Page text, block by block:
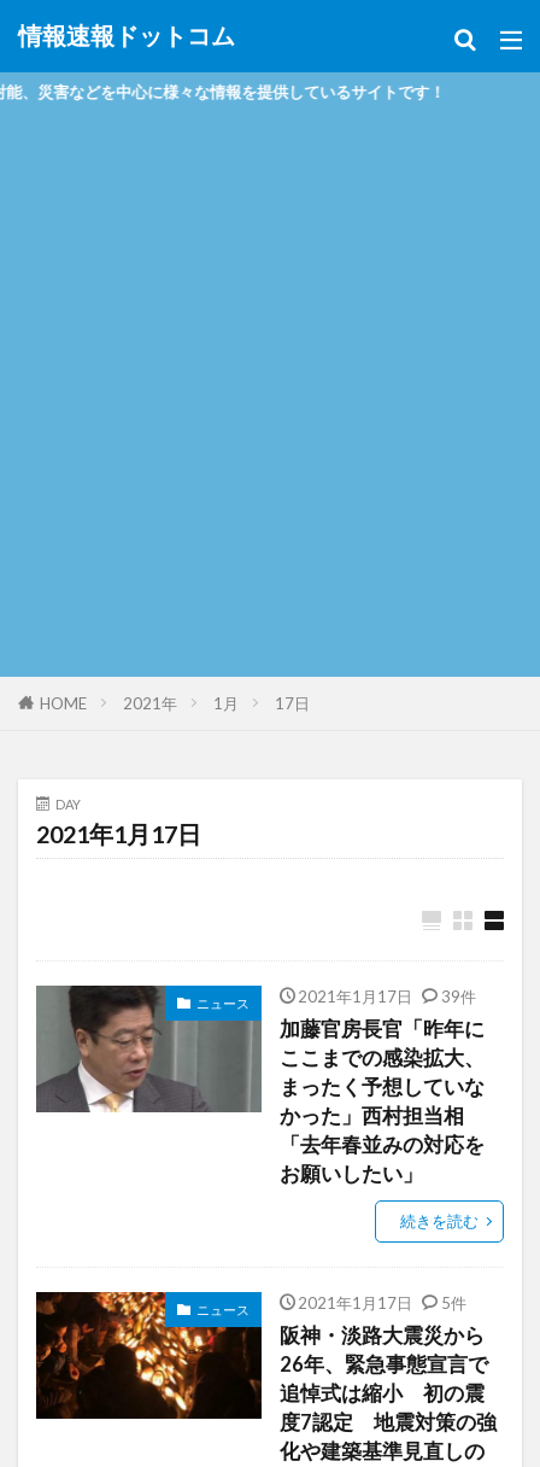
情報速報ドットコム
などを中心に様々な情報を提供しているサイトです！
HOME 2021年 1月 17日
DAY
2021年1月17日
ニュース 2021年1月17日 39件
加藤官房長官「昨年に
ここまでの感染拡大、
まったく予想していな
かった」西村担当相
「去年春並みの対応を
お願いしたい」
続きを読む
ニュース 2021年1月17日 5件
阪神・淡路大震災から
26年、緊急事態宣言で
追悼式は縮小 初の震
度7認定 地震対策の強
化や建築基準見直しの